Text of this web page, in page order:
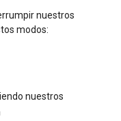
nuestros
modos:
nuestros